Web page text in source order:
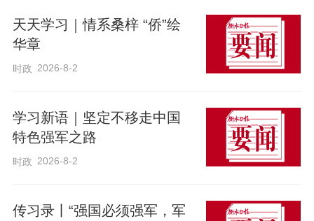
还自学中医养生知识，并兼职多年健身教
练，凭借专业的健康管理能力为客户提供
定制化的健康指导。从日常饮食建议到运
管理场景，用“保险+健康” 的双重守护，让
客户感受到超越产品本身的关怀。
天天学习｜情系桑梓 “侨”绘
华章
时政 2026-8-2
学习新语｜坚定不移走中国
特色强军之路
时政 2026-8-2
传习录丨“强国必须强军，军